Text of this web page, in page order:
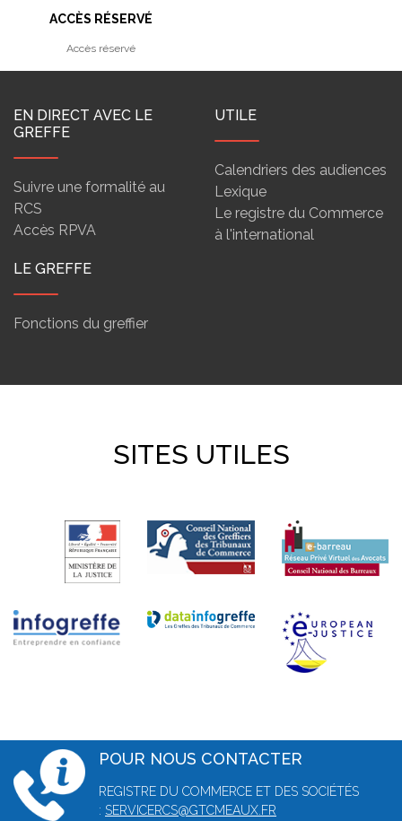
ACCÈS RÉSERVÉ
Accès réservé
EN DIRECT AVEC LE
GREFFE
Suivre une formalité au
RCS
Accès RPVA
UTILE
Calendriers des audiences
Lexique
Le registre du Commerce
à l'international
LE GREFFE
Fonctions du greffier
SITES UTILES
POUR NOUS CONTACTER
REGISTRE DU COMMERCE ET DES SOCIÉTÉS
: SERVICERCS@GTCMEAUX.FR